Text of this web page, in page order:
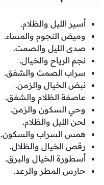
أسير الليل والظلام.
وميض النجوم والمساء.
صدى الليل والصمت.
نجم الرياح والخيال.
سراب الصمت والشفق.
نبض الخيال والزمن.
عاصفة الظلام والشفق.
وحي السكون والزمن.
لحن الليل والظلام.
همس السراب والسكون.
رقص الخيال والظلال.
أسطورة الخيال والبرق.
حارس المطر والرعد.